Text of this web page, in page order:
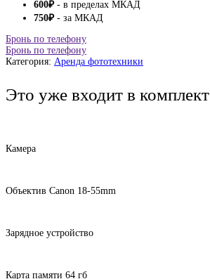
600₽- в пределах МКАД
750₽- за МКАД
Бронь по телефону
Бронь по телефону
Категория: Аренда фототехники
Это уже входит в комплект
Камера
Объектив Canon 18-55mm
Зарядное устройство
Карта памяти 64 гб